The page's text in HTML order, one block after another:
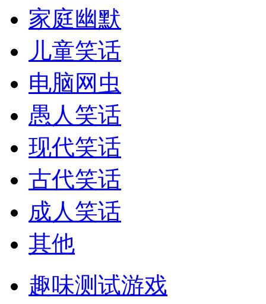
家庭幽默
儿童笑话
电脑网虫
愚人笑话
现代笑话
古代笑话
成人笑话
其他
趣味测试游戏